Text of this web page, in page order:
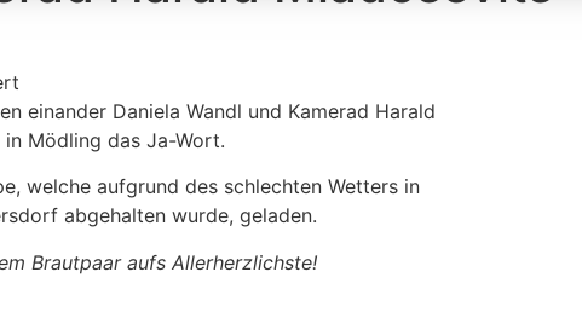
einander Daniela Wandl und Kamerad Harald
Mödling das Ja-Wort.
welche aufgrund des schlechten Wetters in
abgehalten wurde, geladen.
Brautpaar aufs Allerherzlichste!